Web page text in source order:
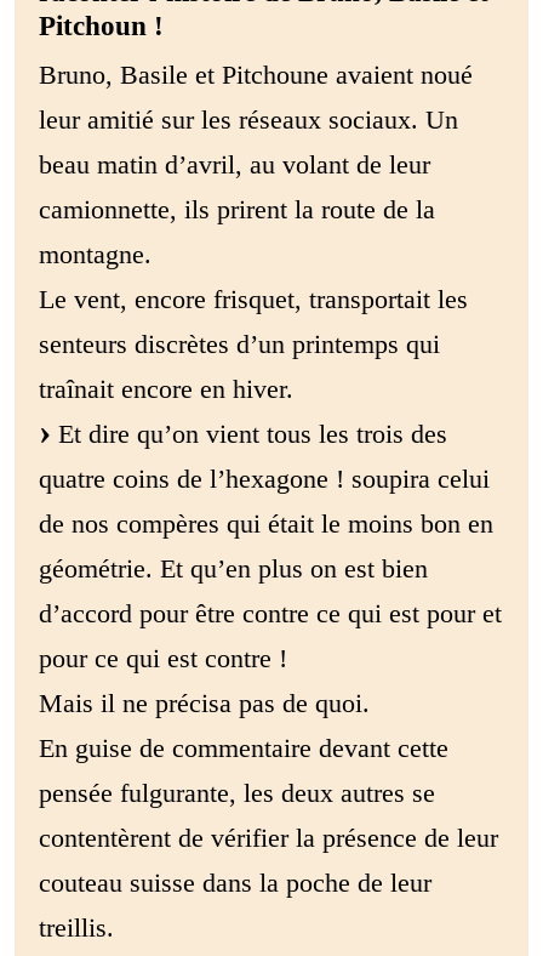
Pitchoun !
Bruno, Basile et Pitchoune avaient noué
leur amitié sur les réseaux sociaux. Un
beau matin d’avril, au volant de leur
camionnette, ils prirent la route de la
montagne.
Le vent, encore frisquet, transportait les
senteurs discrètes d’un printemps qui
traînait encore en hiver.
Et dire qu’on vient tous les trois des
quatre coins de l’hexagone ! soupira celui
de nos compères qui était le moins bon en
géométrie. Et qu’en plus on est bien
d’accord pour être contre ce qui est pour et
pour ce qui est contre !
Mais il ne précisa pas de quoi.
En guise de commentaire devant cette
pensée fulgurante, les deux autres se
contentèrent de vérifier la présence de leur
couteau suisse dans la poche de leur
treillis.